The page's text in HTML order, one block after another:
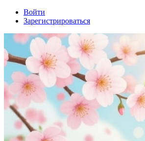
Войти
Зарегистрироваться